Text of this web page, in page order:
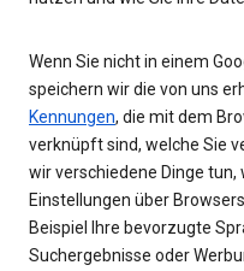
Wenn Sie nicht in einem
speichern wir die von uns
Kennungen, die mit dem
verknüpft sind, welche Sie
wir verschiedene Dinge tun,
Einstellungen über
Beispiel Ihre bevorzugte
Suchergebnisse oder